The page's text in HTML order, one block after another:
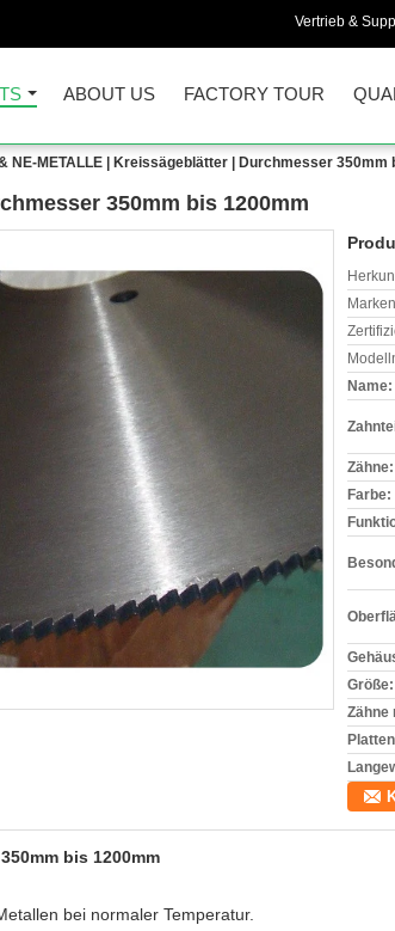
Vertrieb &
ABOUT US FACTORY TOUR
NE-METALLE | Kreissägeblätter | Durchmesser 350mm
350mm bis 1200mm
Name:
Zähne:
Farbe:
Größe:
Zähne
bis 1200mm
bei normaler Temperatur.